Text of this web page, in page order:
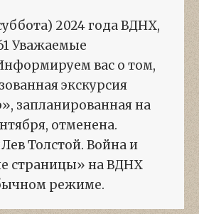
2024 года ВДНХ,
Уважаемые
вас о том,
экскурсия
запланированная на
отменена.
Толстой. Война и
страницы» на ВДНХ
режиме.